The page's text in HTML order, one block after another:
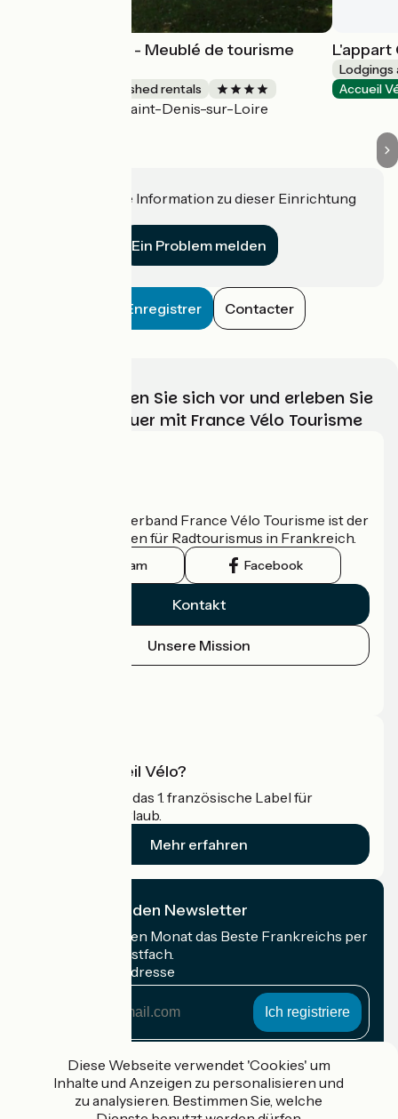
Gîte Harmonies - Meublé de tourisme
Lodgings and furnished rentals
Saint-Denis-sur-Loire
L'appart
Lodgings
Accueil
Haben Sie eine Information zu dieser Einrichtung
Ein Problem melden
Enregistrer Contacter
Wählen, bereiten Sie sich vor und erleben Sie
Ihr Radabenteuer mit France Vélo Tourisme
Der nationale Verband France Vélo Tourisme ist der
offizielle Leitfaden für Radtourismus in Frankreich.
Instagram Facebook
Kontakt
Unsere Mission
Was ist Accueil Vélo?
Accueil Vélo ist das 1. französische Label für
Radfahrer im Urlaub.
Mehr erfahren
Ich abonniere den Newsletter
Erhalten Sie jeden Monat das Beste Frankreichs per
Rad in Ihrem Postfach.
Meine E-Mail-Adresse
Adresse
Gefördert im Rahmen von Destination France
Diese Webseite verwendet 'Cookies' um
Inhalte und Anzeigen zu personalisieren und
zu analysieren. Bestimmen Sie, welche